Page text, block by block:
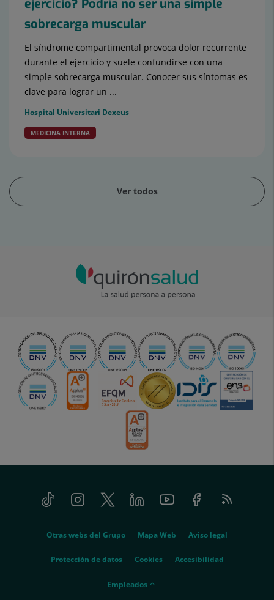
ejercicio? Podría no ser una simple
sobrecarga muscular
El síndrome compartimental provoca dolor recurrente
durante el ejercicio y suele confundirse con una
simple sobrecarga muscular. Conocer sus síntomas es
clave para lograr un ...
Hospital Universitari Dexeus
MEDICINA INTERNA
Ver todos
Tiktok InstagramTwitter LinkedinYoutube FacebookFeed
RSS
Otras webs del Grupo Mapa Web Aviso legal
Protección de datos Cookies Accesibilidad
empleados
Empleados